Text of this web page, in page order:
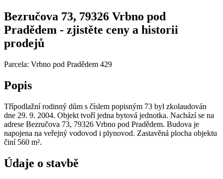
Bezručova 73, 79326 Vrbno pod
Pradědem - zjistěte ceny a historii
prodejů
Parcela: Vrbno pod Pradědem 429
Popis
Třípodlažní rodinný dům s číslem popisným 73 byl zkolaudován
dne 29. 9. 2004. Objekt tvoří jedna bytová jednotka. Nachází se na
adrese Bezručova 73, 79326 Vrbno pod Pradědem. Budova je
napojena na veřejný vodovod i plynovod. Zastavěná plocha objektu
činí 560 m².
Údaje o stavbě